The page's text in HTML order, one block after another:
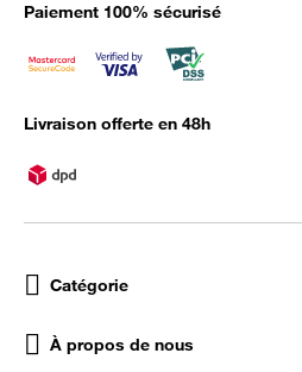
Paiement 100% sécurisé
Livraison offerte en 48h
Catégorie
À propos de nous